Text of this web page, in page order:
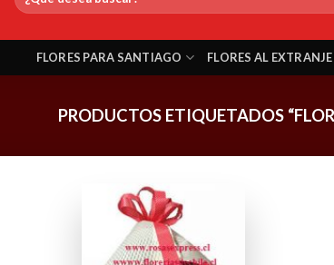
por:
FLORES PARA SANTIAGO FLORES AL
PRODUCTOS ETIQUETADOS